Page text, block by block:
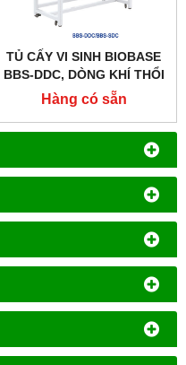
TỦ CẤY VI SINH BIOBASE
BBS-DDC, DÒNG KHÍ THỔI
ĐỨNG
Hàng có sẵn